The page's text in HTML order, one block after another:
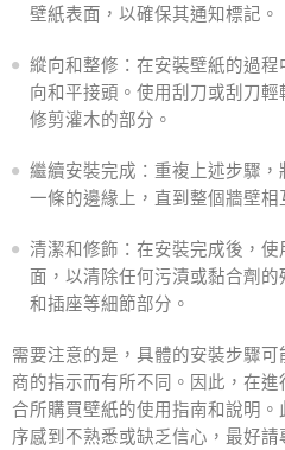
壁紙表面，以確保其通知標記。
縱向和整修：在安裝壁紙的過
向和平接頭。使用刮刀或刮刀
修剪灌木的部分。
繼續安裝完成：重複上述步驟
一條的邊緣上，直到整個牆壁相
清潔和修飾：在安裝完成後，
面，以清除任何污漬或黏合劑
和插座等細節部分。
需要注意的是，具體的安裝步驟
商的指示而有所不同。因此，在
合所購買壁紙的使用指南和說明
序感到不熟悉或缺乏信心，最好